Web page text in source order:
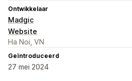
Ontwikkelaar
Madgic
Website
Ha Noi, VN
Geïntroduceerd
27 mei 2024